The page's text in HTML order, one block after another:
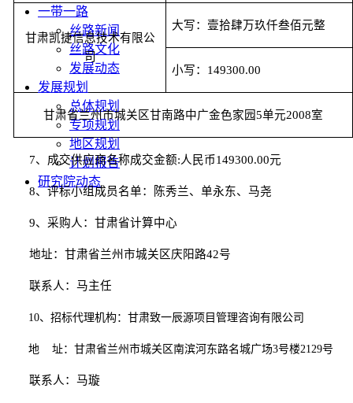
一带一路
丝路新闻
丝路文化
发展动态
发展规划
总体规划
专项规划
地区规划
计划报告
研究院动态
甘肃凯捷信息技术有限公
司
大写： 壹拾肆万玖仟叁佰元整
小写： 149300.00
甘肃省兰州市城关区甘南路中广金色家园5单元2008室
7、 成交供应商名称成交金额:人民币149300.00元
8、评标小组成员名单： 陈秀兰、单永东、马尧
9、采购人：甘肃省计算中心
地址：甘肃省兰州市城关区庆阳路42号
联系人：马主任
10、 招标代理机构：甘肃致一辰源项目管理咨询有限公司
地 址：甘肃省兰州市城关区南滨河东路名城广场3号楼2129号
联系人：马璇